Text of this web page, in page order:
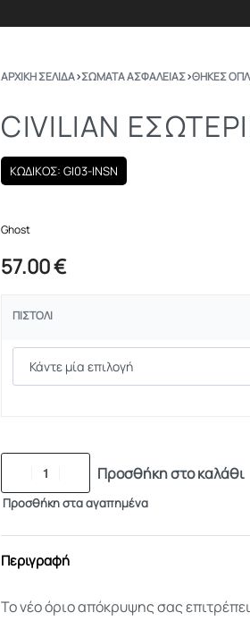
ΕΞΟΠΛΙΣΜΟΣ
ΑΡΧΙΚΉ ΣΕΛΊΔΑ›ΣΩΜΑΤΑ ΑΣΦΑΛΕΙΑΣ›ΘΉΚΕΣ
CIVILIAN
ΚΩΔΙΚΟΣ: GI03-INSN
Ghost
57.00€
ΠΙΣΤΌΛΙ
Προσθήκη στο καλάθι
Προσθήκη στα αγαπημένα
Περιγραφή
Το νέο όριο απόκρυψης σας